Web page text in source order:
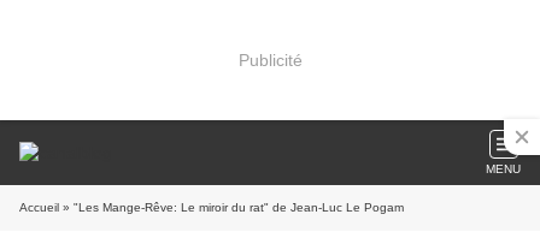
Publicité
MENU
Accueil » "Les Mange-Rêve: Le miroir du rat" de Jean-Luc Le Pogam